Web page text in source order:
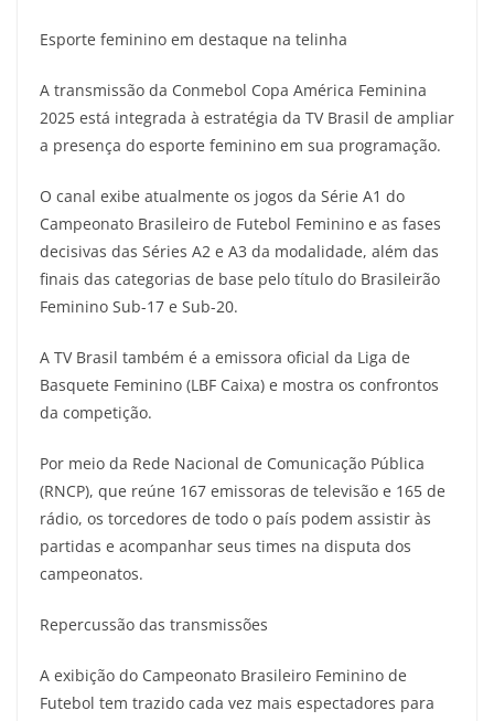
Esporte feminino em destaque na telinha
A transmissão da Conmebol Copa América Feminina
2025 está integrada à estratégia da TV Brasil de ampliar
a presença do esporte feminino em sua programação.
O canal exibe atualmente os jogos da Série A1 do
Campeonato Brasileiro de Futebol Feminino e as fases
decisivas das Séries A2 e A3 da modalidade, além das
finais das categorias de base pelo título do Brasileirão
Feminino Sub-17 e Sub-20.
A TV Brasil também é a emissora oficial da Liga de
Basquete Feminino (LBF Caixa) e mostra os confrontos
da competição.
Por meio da Rede Nacional de Comunicação Pública
(RNCP), que reúne 167 emissoras de televisão e 165 de
rádio, os torcedores de todo o país podem assistir às
partidas e acompanhar seus times na disputa dos
campeonatos.
Repercussão das transmissões
A exibição do Campeonato Brasileiro Feminino de
Futebol tem trazido cada vez mais espectadores para